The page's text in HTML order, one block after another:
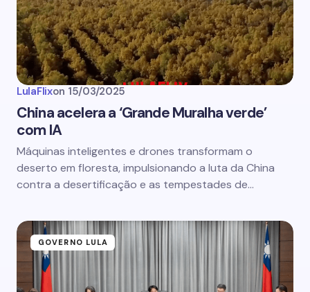
LulaFlixon 15/03/2025
China acelera a ‘Grande Muralha verde’
com IA
Máquinas inteligentes e drones transformam o
deserto em floresta, impulsionando a luta da China
contra a desertificação e as tempestades de…
GOVERNO LULA